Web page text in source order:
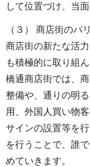
して位置づけ、当
（３） 商店街のバ
商店街の新たな活
も積極的に取り組
橋通商店街では、
整備や、通りの明
用、外国人買い物
サインの設置等を
を行うことで、誰
めていきます。